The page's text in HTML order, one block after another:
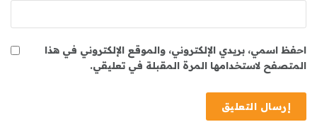
احفظ اسمي، بريدي الإلكتروني، والموقع الإلكتروني في هذا
المتصفح لاستخدامها المرة المقبلة في تعليقي.